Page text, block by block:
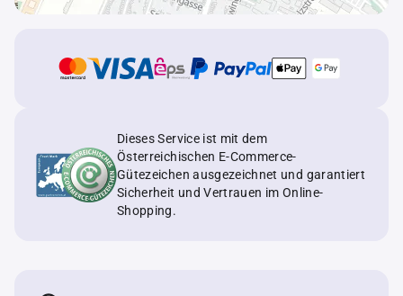
Dieses Service ist mit dem
Österreichischen E-Commerce-
Gütezeichen ausgezeichnet und garantiert
Sicherheit und Vertrauen im Online-
Shopping.